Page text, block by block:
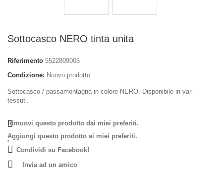
Sottocasco NERO tinta unita
Riferimento 5522809005
Condizione: Nuovo prodotto
Sottocasco / passamontagna in colore NERO. Disponibile in vari
tessuti.
Rimuovi questo prodotto dai miei preferiti.
Aggiungi questo prodotto ai miei preferiti.
Condividi su Facebook!
Invia ad un amico